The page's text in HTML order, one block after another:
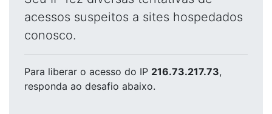
acessos suspeitos a sites hospedados
conosco.
Para liberar o acesso do IP 216.73.217.73,
responda ao desafio abaixo.